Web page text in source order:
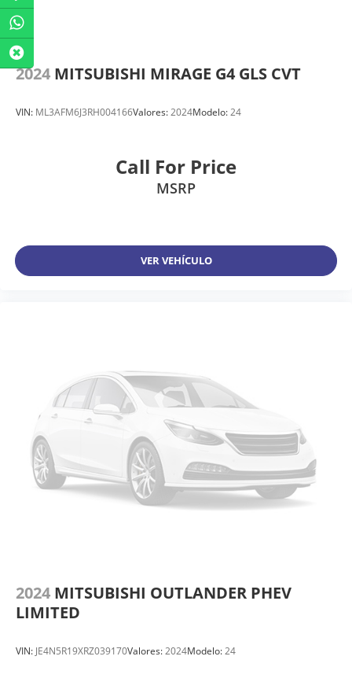
2024 MITSUBISHI MIRAGE G4 GLS CVT
VIN: ML3AFM6J3RH004166Valores:2024Modelo:24
Call For Price
MSRP
VER VEHÍCULO
2024 MITSUBISHI OUTLANDER PHEV
LIMITED
VIN: JE4N5R19XRZ039170Valores:2024Modelo:24